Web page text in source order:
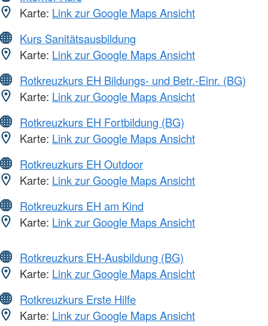
Karte: Link zur Google Maps Ansicht
Kurs Sanitätsausbildung
Karte: Link zur Google Maps Ansicht
Rotkreuzkurs EH Bildungs- und Betr.-Einr. (BG)
Karte: Link zur Google Maps Ansicht
Rotkreuzkurs EH Fortbildung (BG)
Karte: Link zur Google Maps Ansicht
Rotkreuzkurs EH Outdoor
Karte: Link zur Google Maps Ansicht
Rotkreuzkurs EH am Kind
Karte: Link zur Google Maps Ansicht
Rotkreuzkurs EH-Ausbildung (BG)
Karte: Link zur Google Maps Ansicht
Rotkreuzkurs Erste Hilfe
Karte: Link zur Google Maps Ansicht